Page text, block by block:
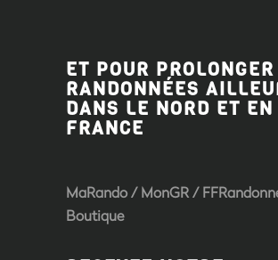
ET POUR PROLONGER
RANDONNÉES
DANS LE NORD ET EN
FRANCE
MaRando / MonGR /
Boutique